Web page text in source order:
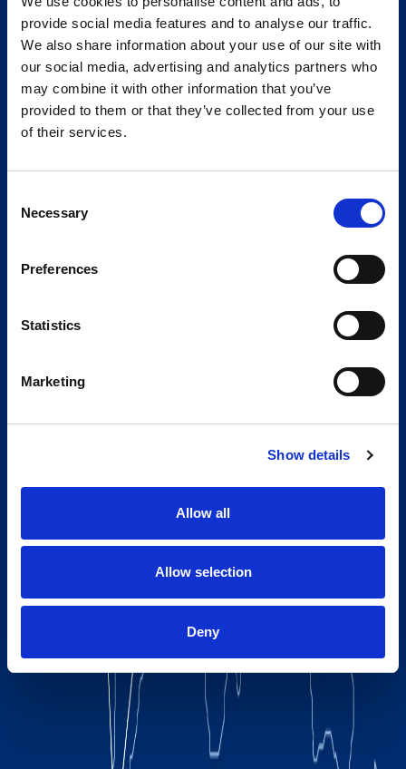
provide social media features and to analyse our traffic.
We also share information about your use of our site with
our social media, advertising and analytics partners who
may combine it with other information that you’ve
provided to them or that they’ve collected from your use
of their services.
Selection
Necessary
Preferences
Statistics
Marketing
Show details
Allow all
Allow selection
Deny